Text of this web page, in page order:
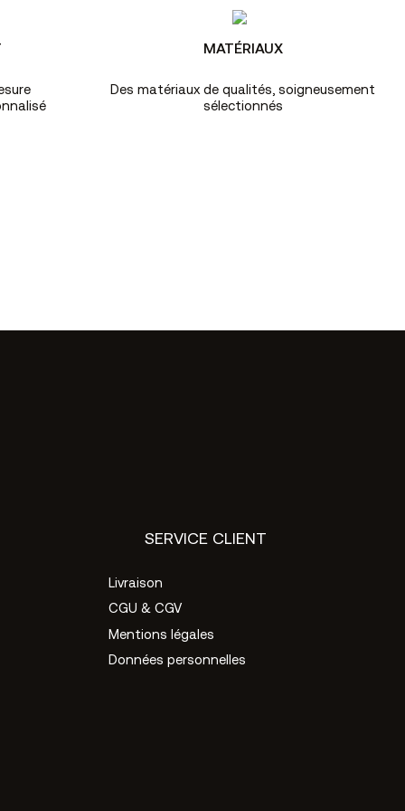
MATÉRIAUX
Des matériaux de qualités, soigneusement
sélectionnés
SERVICE CLIENT
Livraison
CGU & CGV
Mentions légales
Données personnelles